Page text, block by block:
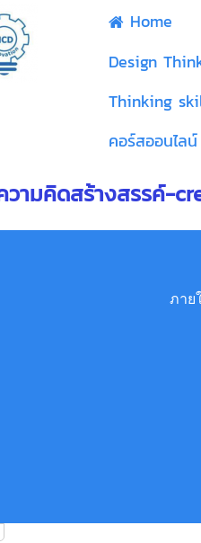
Home
Design
Thinking
คอร์สออนไล
วามคิดสร้างสรรค์-
ภาย